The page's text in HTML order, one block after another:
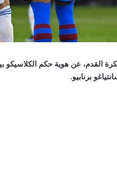
القدم، عن هوية حكم
برنابيو.